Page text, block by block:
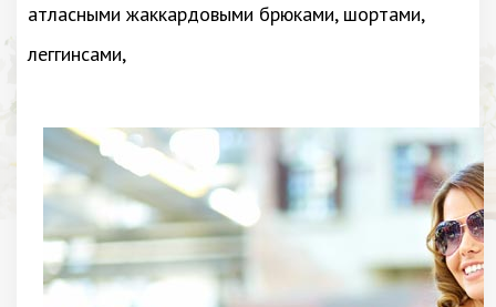
атласными жаккардовыми брюками, шортами,
леггинсами,